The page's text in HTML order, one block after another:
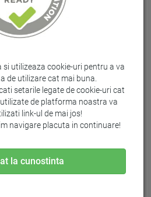
utilizeaza cookie-uri pentru a va
de utilizare cat mai buna.
setarile legate de cookie-uri cat
de platforma noastra va
link-ul de mai jos!
navigare placuta in continuare!
la cunostinta